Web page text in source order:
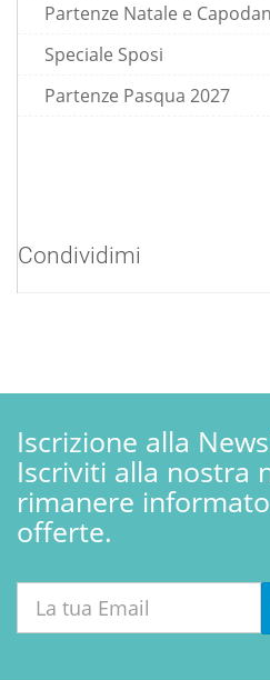
Partenze Natale e
Speciale Sposi
Partenze Pasqua 2027
Condividimi
Iscrizione alla
Iscriviti alla nostra
rimanere
offerte.